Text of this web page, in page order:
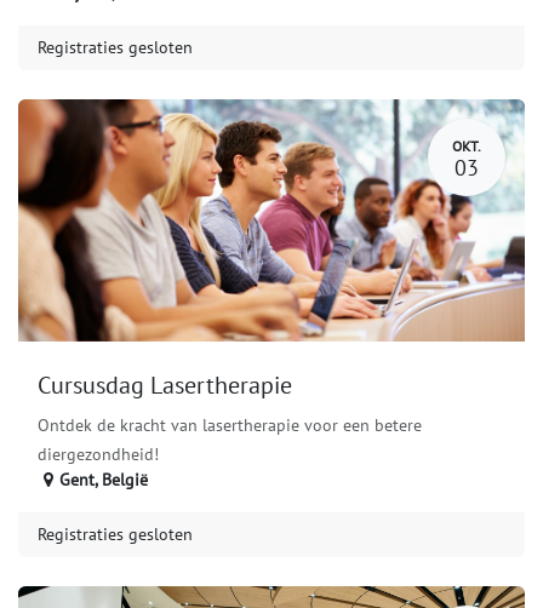
Registraties gesloten
OKT.
03
Cursusdag Lasertherapie
Ontdek de kracht van lasertherapie voor een betere
diergezondheid!
Gent, België
Registraties gesloten